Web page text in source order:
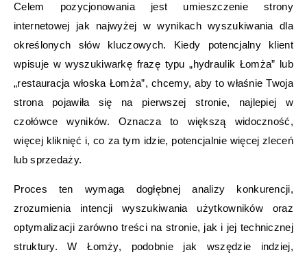
Celem pozycjonowania jest umieszczenie strony
internetowej jak najwyżej w wynikach wyszukiwania dla
określonych słów kluczowych. Kiedy potencjalny klient
wpisuje w wyszukiwarkę frazę typu „hydraulik Łomża” lub
„restauracja włoska Łomża”, chcemy, aby to właśnie Twoja
strona pojawiła się na pierwszej stronie, najlepiej w
czołówce wyników. Oznacza to większą widoczność,
więcej kliknięć i, co za tym idzie, potencjalnie więcej zleceń
lub sprzedaży.
Proces ten wymaga dogłębnej analizy konkurencji,
zrozumienia intencji wyszukiwania użytkowników oraz
optymalizacji zarówno treści na stronie, jak i jej technicznej
struktury. W Łomży, podobnie jak wszędzie indziej,